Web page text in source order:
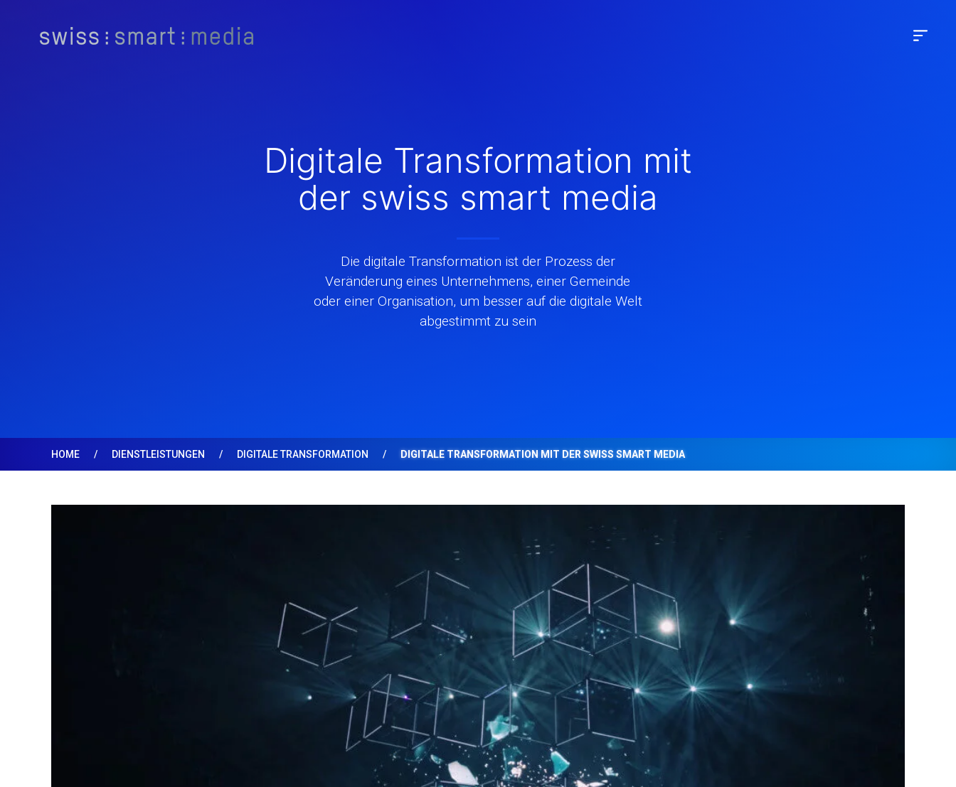
Digitale Transformation mit
der swiss smart media
Die digitale Transformation ist der Prozess der
Veränderung eines Unternehmens, einer Gemeinde
oder einer Organisation, um besser auf die digitale Welt
abgestimmt zu sein
HOME DIENSTLEISTUNGEN DIGITALE TRANSFORMATION DIGITALE TRANSFORMATION MIT DER SWISS SMART MEDIA